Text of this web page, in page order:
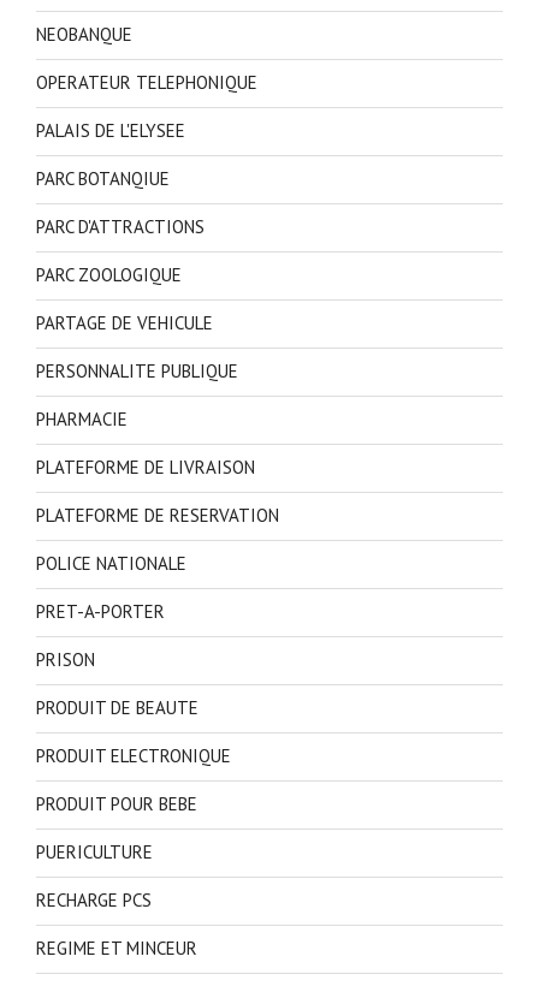
NEOBANQUE
OPERATEUR TELEPHONIQUE
PALAIS DE L'ELYSEE
PARC BOTANQIUE
PARC D'ATTRACTIONS
PARC ZOOLOGIQUE
PARTAGE DE VEHICULE
PERSONNALITE PUBLIQUE
PHARMACIE
PLATEFORME DE LIVRAISON
PLATEFORME DE RESERVATION
POLICE NATIONALE
PRET-A-PORTER
PRISON
PRODUIT DE BEAUTE
PRODUIT ELECTRONIQUE
PRODUIT POUR BEBE
PUERICULTURE
RECHARGE PCS
REGIME ET MINCEUR